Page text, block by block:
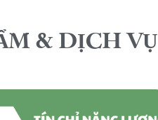
& DỊCH VỤ